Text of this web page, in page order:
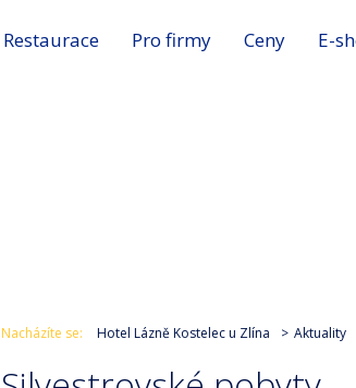
Restaurace Pro firmy Ceny E-
Nacházíte se: Hotel Lázně Kostelec u Zlína Aktuality